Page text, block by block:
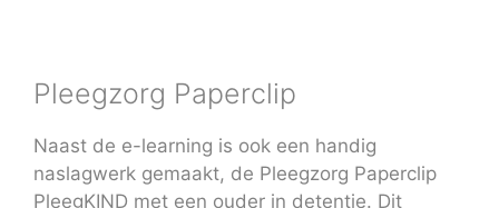
Pleegzorg Paperclip
Naast de e-learning is ook een handig
naslagwerk gemaakt, de Pleegzorg Paperclip
PleegKIND met een ouder in detentie. Dit